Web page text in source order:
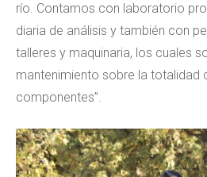
río. Contamos con laboratorio
diaria de análisis y también con
talleres y maquinaria, los cuales
mantenimiento sobre la totalidad
componentes”.